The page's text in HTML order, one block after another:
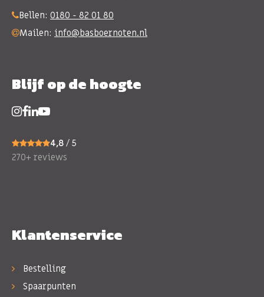
Bellen: 0180 - 82 01 80
Mailen: info@basboernoten.nl
Blijf op de hoogte
4,8 / 5
270+ reviews
Klantenservice
Bestelling
Spaarpunten